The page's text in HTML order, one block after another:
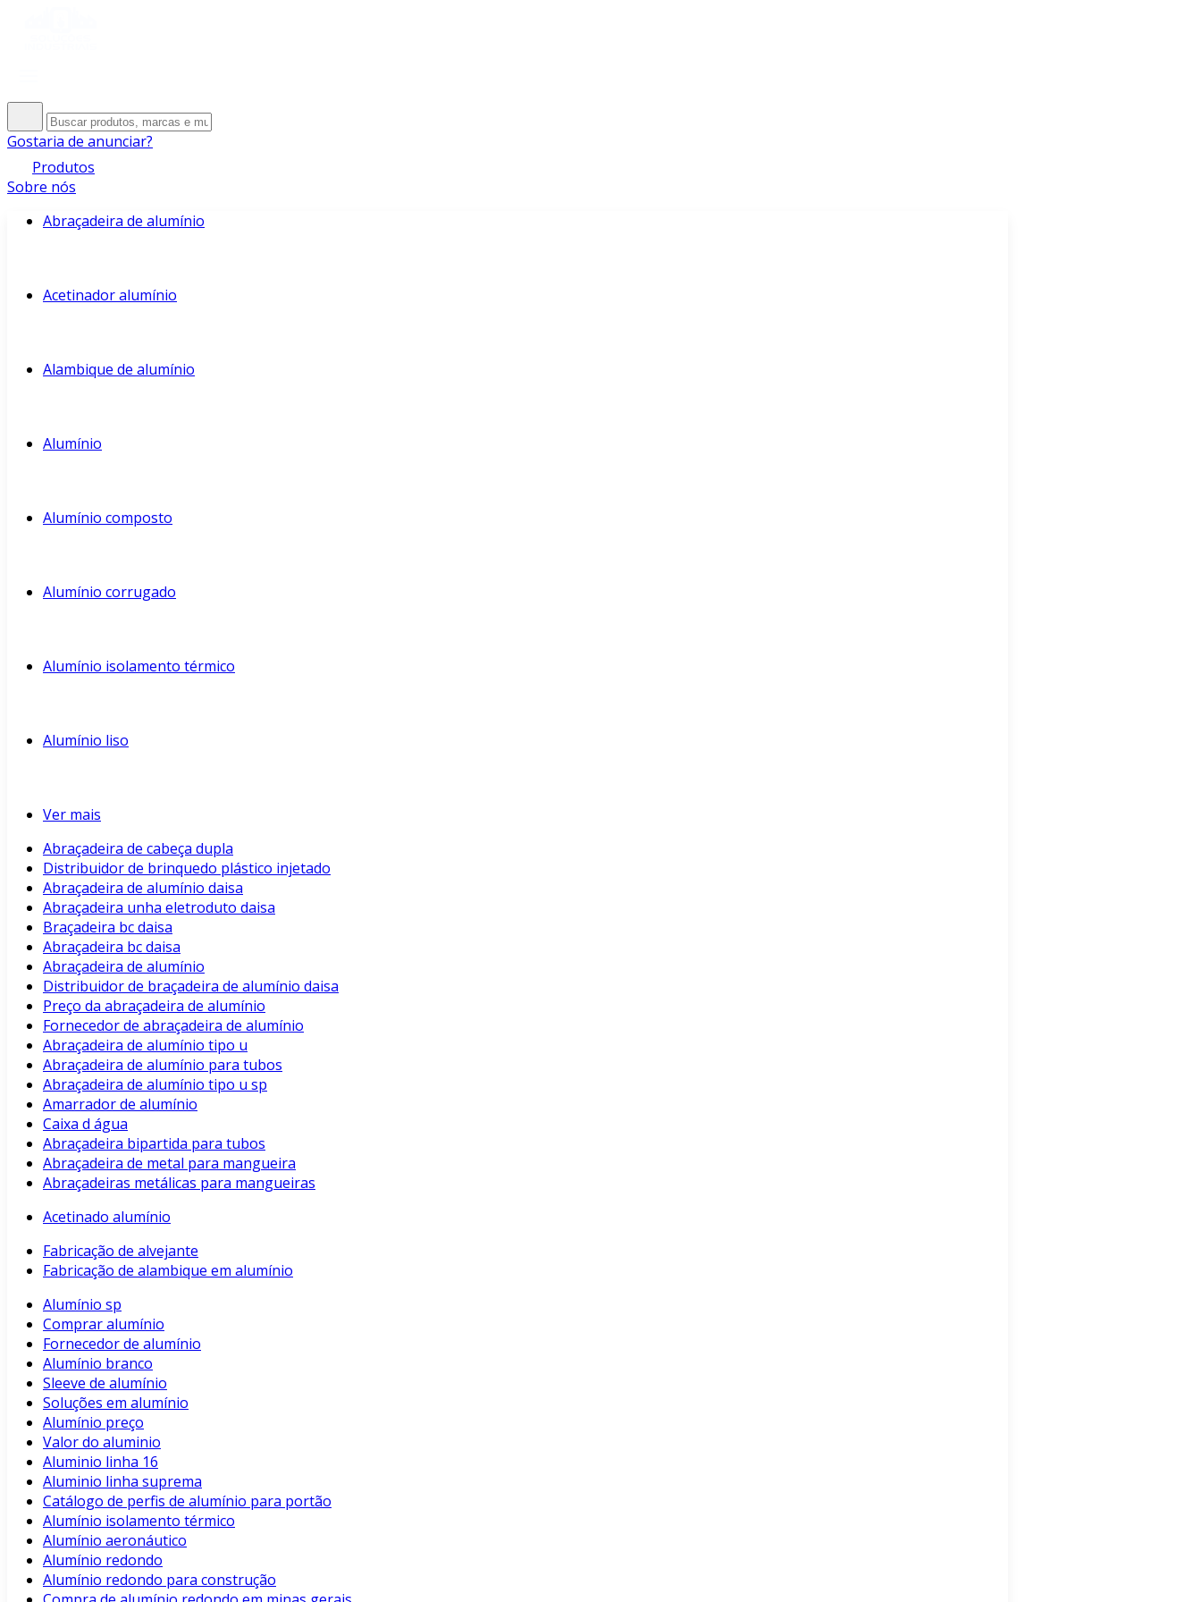
Gostaria de anunciar?
Produtos
Sobre nós
Abraçadeira de alumínio
Acetinador alumínio
Alambique de alumínio
Alumínio
Alumínio composto
Alumínio corrugado
Alumínio isolamento térmico
Alumínio liso
Ver mais
Abraçadeira de cabeça dupla
Distribuidor de brinquedo plástico injetado
Abraçadeira de alumínio daisa
Abraçadeira unha eletroduto daisa
Braçadeira bc daisa
Abraçadeira bc daisa
Abraçadeira de alumínio
Distribuidor de braçadeira de alumínio daisa
Preço da abraçadeira de alumínio
Fornecedor de abraçadeira de alumínio
Abraçadeira de alumínio tipo u
Abraçadeira de alumínio para tubos
Abraçadeira de alumínio tipo u sp
Amarrador de alumínio
Caixa d água
Abraçadeira bipartida para tubos
Abraçadeira de metal para mangueira
Abraçadeiras metálicas para mangueiras
Acetinado alumínio
Fabricação de alvejante
Fabricação de alambique em alumínio
Alumínio sp
Comprar alumínio
Fornecedor de alumínio
Alumínio branco
Sleeve de alumínio
Soluções em alumínio
Alumínio preço
Valor do aluminio
Aluminio linha 16
Aluminio linha suprema
Catálogo de perfis de alumínio para portão
Alumínio isolamento térmico
Alumínio aeronáutico
Alumínio redondo
Alumínio redondo para construção